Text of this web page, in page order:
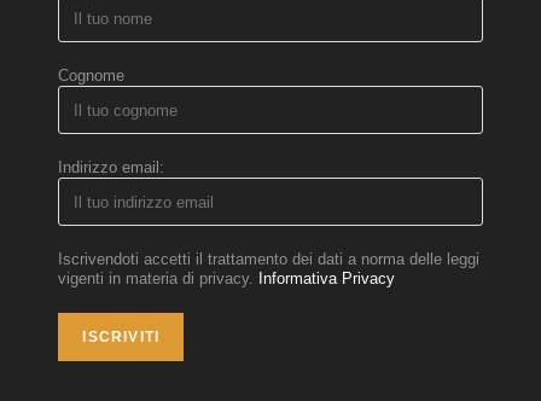
Cognome
Indirizzo email:
Iscrivendoti accetti il trattamento dei dati a norma delle leggi
vigenti in materia di privacy. Informativa Privacy